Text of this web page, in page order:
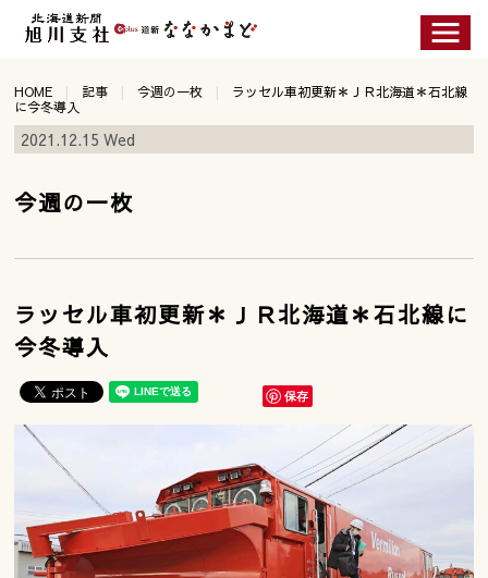
HOME 記事 今週の一枚
ラッセル車初更新＊ＪＲ北海道＊石北線
に今冬導入
2021.12.15 Wed
今週の一枚
ラッセル車初更新＊ＪＲ北海道＊石北線に
今冬導入
保存